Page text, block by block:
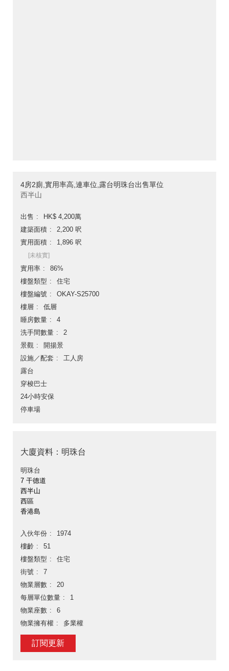
4房2廁,實用率高,連車位,露台明珠台出售單位
西半山
出售
HK$ 4,200萬
建築面積
2,200 呎
實用面積
1,896 呎
[未核實]
實用率
86%
樓盤類型
住宅
樓盤編號
OKAY-S25700
樓層
低層
睡房數量
4
洗手間數量
2
景觀
開揚景
設施／配套
工人房
露台
穿梭巴士
24小時安保
停車場
大廈資料：明珠台
明珠台
7 干德道
西半山
西區
香港島
入伙年份
1974
樓齡
51
樓盤類型
住宅
街號
7
物業層數
20
每層單位數量
1
物業座數
6
物業擁有權
多業權
訂閱更新